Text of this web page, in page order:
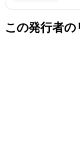
この発行者の